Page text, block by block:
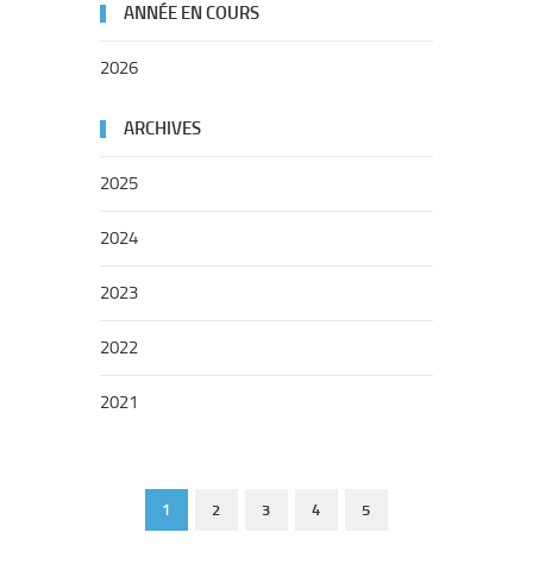
ANNÉE EN COURS
2026
ARCHIVES
2025
2024
2023
2022
2021
1 2 3 4 5